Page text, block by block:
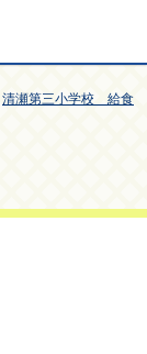
清瀬第三小学校 給食